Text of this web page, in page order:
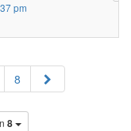
pm
8 Nächste
8